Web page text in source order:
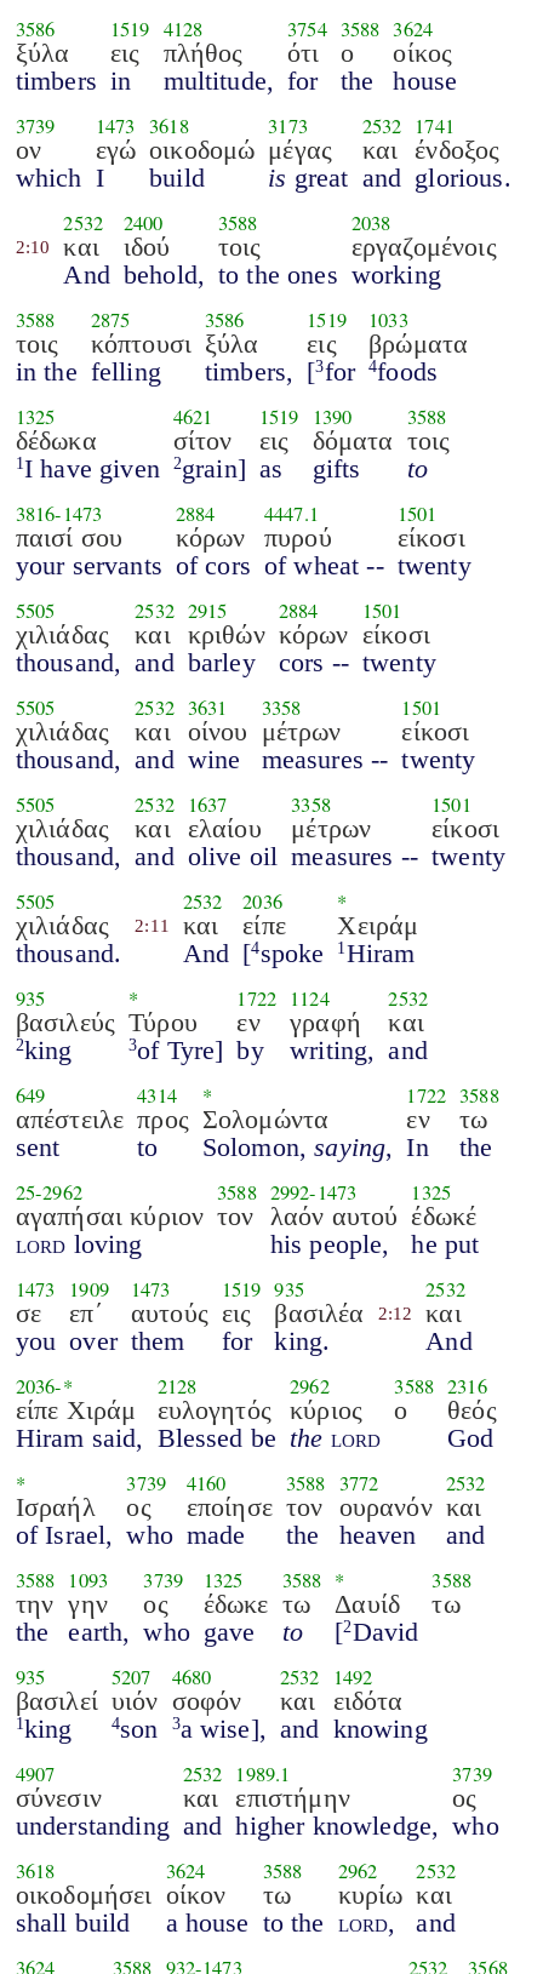
3586
ξύλα
timbers
1519
εις
in
4128
πλήθος
multitude,
3754
ότι
for
3588
ο
the
3624
οίκος
house
3739
ον
which
1473
εγώ
I
3618
οικοδομώ
build
3173
μέγας
is great
2532
και
and
1741
ένδοξος
glorious.
2:10
2532
και
And
2400
ιδού
behold,
3588
τοις
to the ones
2038
εργαζομένοις
working
3588
τοις
in the
2875
κόπτουσι
felling
3586
ξύλα
timbers,
1519
εις
[3for
1033
βρώματα
4foods
1325
δέδωκα
1 I have given
4621
σίτον
2grain]
1519
εις
as
1390
δόματα
gifts
3588
τοις
to
3816-1473
παισί σου
your servants
2884
κόρων
of cors
4447.1
πυρού
of wheat --
1501
είκοσι
twenty
5505
χιλιάδας
thousand,
2532
και
and
2915
κριθών
barley
2884
κόρων
cors --
1501
είκοσι
twenty
5505
χιλιάδας
thousand,
2532
και
and
3631
οίνου
wine
3358
μέτρων
measures --
1501
είκοσι
twenty
5505
χιλιάδας
thousand,
2532
και
and
1637
ελαίου
olive oil
3358
μέτρων
measures --
1501
είκοσι
twenty
5505
χιλιάδας
thousand.
2:11
2532
και
And
2036
είπε
[4spoke
*
Χειράμ
1 Hiram
935
βασιλεύς
2king
*
Τύρου
3of Tyre]
1722
εν
by
1124
γραφή
writing,
2532
και
and
649
απέστειλε
sent
4314
προς
to
*
Σολομώντα
Solomon,saying,
1722
εν
In
3588
τω
the
25-2962
αγαπήσαι κύριον
lord loving
3588
τον
2992-1473
λαόν αυτού
his people,
1325
έδωκέ
he put
1473
σε
you
1909
επ΄
over
1473
αυτούς
them
1519
εις
for
935
βασιλέα
king.
2:12
2532
και
And
2036-*
είπε Χιράμ
Hiram said,
2128
ευλογητός
Blessed be
2962
κύριος
the lord
3588
ο
2316
θεός
God
*
Ισραήλ
of Israel,
3739
ος
who
4160
εποίησε
made
3588
τον
the
3772
ουρανόν
heaven
2532
και
and
3588
την
the
1093
γην
earth,
3739
ος
who
1325
έδωκε
gave
3588
τω
to
*
Δαυίδ
[2David
3588
τω
935
βασιλεί
1 king
5207
υιόν
4son
4680
σοφόν
3a wise],
2532
και
and
1492
ειδότα
knowing
4907
σύνεσιν
understanding
2532
και
and
1989.1
επιστήμην
higher knowledge,
3739
ος
who
3618
οικοδομήσει
shall build
3624
οίκον
a house
3588
τω
to the
2962
κυρίω
lord,
2532
και
and
3624 3588 932-1473 2532 3568